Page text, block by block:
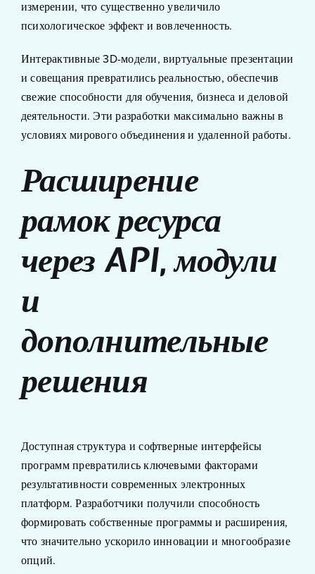
измерении, что существенно увеличило
психологическое эффект и вовлеченность.
Интерактивные 3D-модели, виртуальные презентации
и совещания превратились реальностью, обеспечив
свежие способности для обучения, бизнеса и деловой
деятельности. Эти разработки максимально важны в
условиях мирового объединения и удаленной работы.
Расширение
рамок ресурса
через API, модули
и
дополнительные
решения
Доступная структура и софтверные интерфейсы
программ превратились ключевыми факторами
результативности современных электронных
платформ. Разработчики получили способность
формировать собственные программы и расширения,
что значительно ускорило инновации и многообразие
опций.